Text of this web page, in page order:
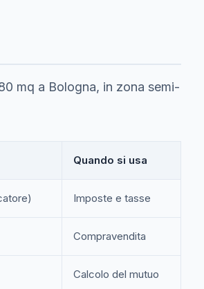
mq a Bologna, in zona semi-
Quando si usa
Imposte e tasse
Compravendita
Calcolo del mutuo